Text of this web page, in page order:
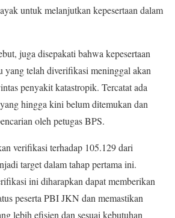
untuk melanjutkan kepesertaan dalam
juga disepakati bahwa kepesertaan
telah diverifikasi meninggal akan
penyakit katastropik. Tercatat ada
hingga kini belum ditemukan dan
oleh petugas BPS.
verifikasi terhadap 105.129 dari
target dalam tahap pertama ini.
ini diharapkan dapat memberikan
peserta PBI JKN dan memastikan
lebih efisien dan sesuai kebutuhan